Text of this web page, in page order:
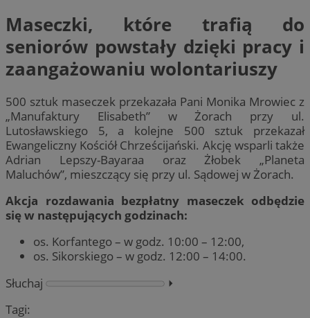
Maseczki, które trafią do
seniorów powstały dzięki pracy i
zaangażowaniu wolontariuszy
500 sztuk maseczek przekazała Pani Monika Mrowiec z
„Manufaktury Elisabeth” w Żorach przy ul.
Lutosławskiego 5, a kolejne 500 sztuk przekazał
Ewangeliczny Kościół Chrześcijański. Akcję wsparli także
Adrian Lepszy-Bayaraa oraz Żłobek „Planeta
Maluchów”, mieszczący się przy ul. Sądowej w Żorach.
Akcja rozdawania bezpłatny maseczek odbędzie
się w następujących godzinach:
os. Korfantego – w godz. 10:00 – 12:00,
os. Sikorskiego – w godz. 12:00 – 14:00.
Słuchaj
⏵︎
Tagi: